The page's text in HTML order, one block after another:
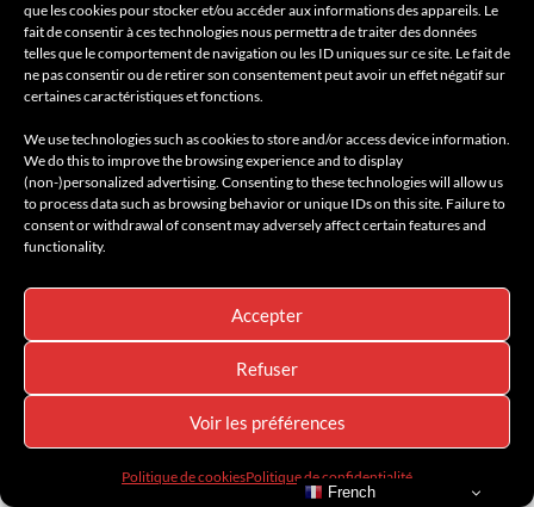
que les cookies pour stocker et/ou accéder aux informations des appareils. Le
fait de consentir à ces technologies nous permettra de traiter des données
telles que le comportement de navigation ou les ID uniques sur ce site. Le fait de
ne pas consentir ou de retirer son consentement peut avoir un effet négatif sur
certaines caractéristiques et fonctions.
We use technologies such as cookies to store and/or access device information.
We do this to improve the browsing experience and to display
(non-)personalized advertising. Consenting to these technologies will allow us
to process data such as browsing behavior or unique IDs on this site. Failure to
consent or withdrawal of consent may adversely affect certain features and
functionality.
Accepter
Refuser
Voir les préférences
Politique de cookiesPolitique de confidentialité
AMILCAR MEN'S MAGAZINE AMILCAR MOTORS BEST OF LUXE
GT
INNOVATION
LIFESTYLE MOTORS NOUVEAUTÉS
TECHNOLOGIE
ASTON MARTIN – LA DBS 770
10 mars 2023
signature visuelle reconnaissable immédiatement grâce à ses
French